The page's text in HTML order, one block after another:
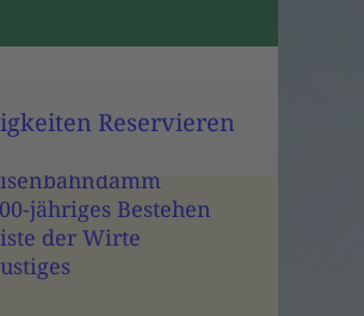
jähriges Bestehen
der Wirte
Reservieren